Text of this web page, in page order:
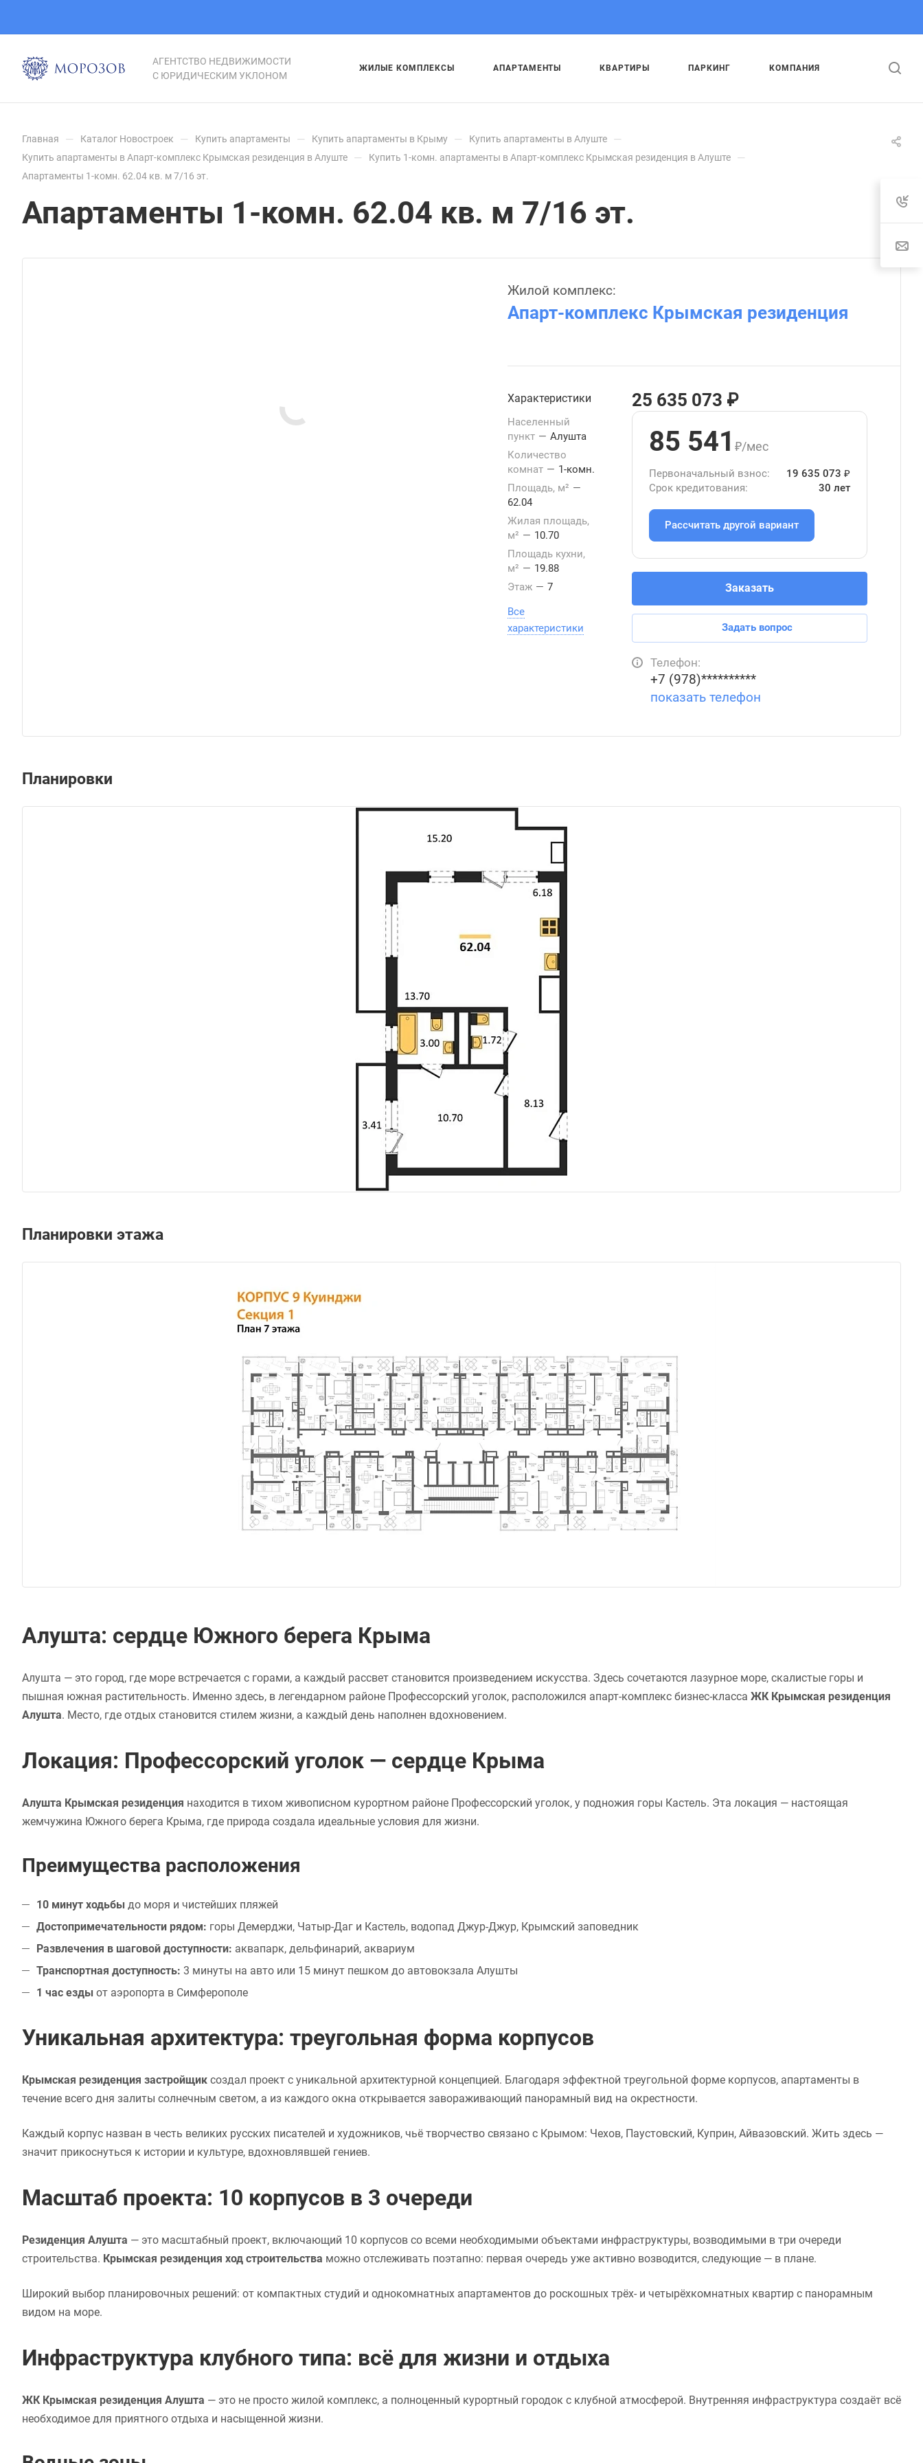
АГЕНТСТВО НЕДВИЖИМОСТИ
С ЮРИДИЧЕСКИМ УКЛОНОМ
ЖИЛЫЕ КОМПЛЕКСЫ АПАРТАМЕНТЫ КВАРТИРЫ ПАРКИНГ КОМПАНИЯ
Главная — Каталог Новостроек — Купить апартаменты — Купить апартаменты в Крыму — Купить апартаменты в Алуште —
Купить апартаменты в Апарт-комплекс Крымская резиденция в Алуште — Купить 1-комн. апартаменты в Апарт-комплекс Крымская резиденция в Алуште —
Апартаменты 1-комн. 62.04 кв. м 7/16 эт.
Апартаменты 1-комн. 62.04 кв. м 7/16 эт.
Жилой комплекс:
Апарт-комплекс Крымская резиденция
Характеристики
Населенный
пункт — Алушта
Количество
комнат — 1-комн.
Площадь, м² —
62.04
Жилая площадь,
м² — 10.70
Площадь кухни,
м² — 19.88
Этаж — 7
Все
характеристики
25 635 073 ₽
85 541 ₽/мес
Первоначальный взнос:
19 635 073 ₽
Срок кредитования:
30 лет
Рассчитать другой вариант
Заказать
Задать вопрос
Телефон:
+7 (978)**********
показать телефон
Планировки
Планировки этажа
Алушта: сердце Южного берега Крыма
Алушта — это город, где море встречается с горами, а каждый рассвет становится произведением искусства. Здесь сочетаются лазурное море, скалистые горы и
пышная южная растительность. Именно здесь, в легендарном районе Профессорский уголок, расположился апарт-комплекс бизнес-класса ЖК Крымская резиденция
Алушта. Место, где отдых становится стилем жизни, а каждый день наполнен вдохновением.
Локация: Профессорский уголок — сердце Крыма
Алушта Крымская резиденция находится в тихом живописном курортном районе Профессорский уголок, у подножия горы Кастель. Эта локация — настоящая
жемчужина Южного берега Крыма, где природа создала идеальные условия для жизни.
Преимущества расположения
10 минут ходьбы до моря и чистейших пляжей
Достопримечательности рядом: горы Демерджи, Чатыр-Даг и Кастель, водопад Джур-Джур, Крымский заповедник
Развлечения в шаговой доступности: аквапарк, дельфинарий, аквариум
Транспортная доступность: 3 минуты на авто или 15 минут пешком до автовокзала Алушты
1 час езды от аэропорта в Симферополе
Уникальная архитектура: треугольная форма корпусов
Крымская резиденция застройщик создал проект с уникальной архитектурной концепцией. Благодаря эффектной треугольной форме корпусов, апартаменты в
течение всего дня залиты солнечным светом, а из каждого окна открывается завораживающий панорамный вид на окрестности.
Каждый корпус назван в честь великих русских писателей и художников, чьё творчество связано с Крымом: Чехов, Паустовский, Куприн, Айвазовский. Жить здесь —
значит прикоснуться к истории и культуре, вдохновлявшей гениев.
Масштаб проекта: 10 корпусов в 3 очереди
Резиденция Алушта — это масштабный проект, включающий 10 корпусов со всеми необходимыми объектами инфраструктуры, возводимыми в три очереди
строительства. Крымская резиденция ход строительства можно отслеживать поэтапно: первая очередь уже активно возводится, следующие — в плане.
Широкий выбор планировочных решений: от компактных студий и однокомнатных апартаментов до роскошных трёх- и четырёхкомнатных квартир с панорамным
видом на море.
Инфраструктура клубного типа: всё для жизни и отдыха
ЖК Крымская резиденция Алушта — это не просто жилой комплекс, а полноценный курортный городок с клубной атмосферой. Внутренняя инфраструктура создаёт всё
необходимое для приятного отдыха и насыщенной жизни.